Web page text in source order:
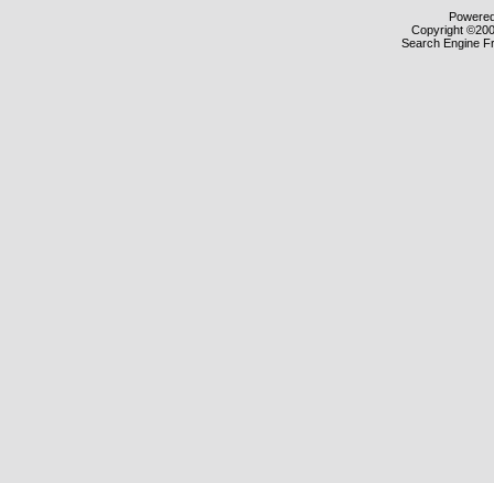
Copyright
Search Engine